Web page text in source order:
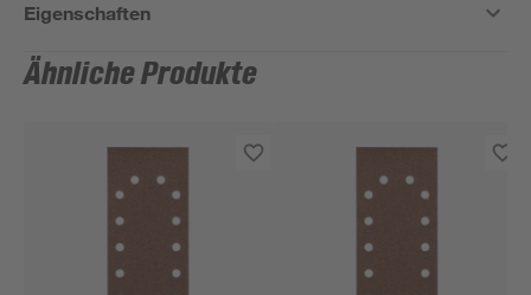
Eigenschaften
Ähnliche Produkte